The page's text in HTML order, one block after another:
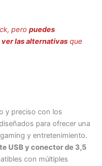
pero puedes
las alternativas que
y preciso con los
para ofrecer una
y entretenimiento.
USB y conector de 3,5
con múltiples